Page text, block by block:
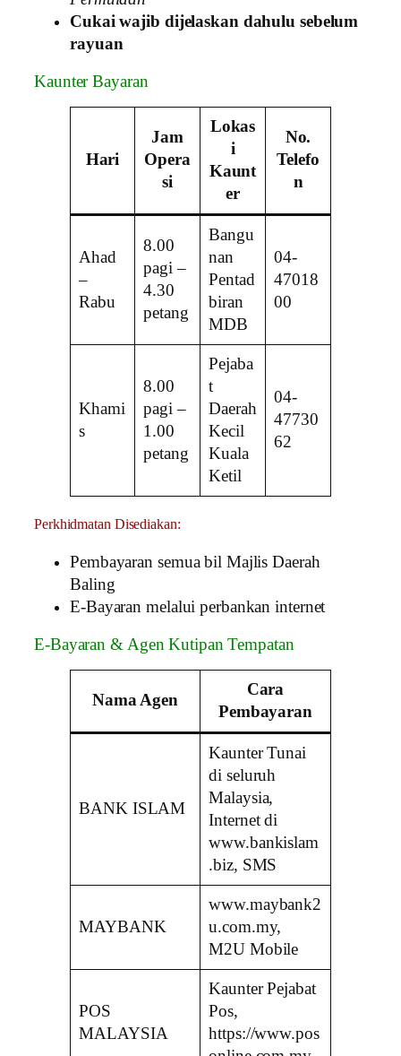
Cukai wajib dijelaskan dahulu sebelum
rayuan
Kaunter Bayaran
Hari
Jam
Opera
si
Lokas
i
Kaunt
er
No.
Telefo
n
Ahad
–
Rabu
8.00
pagi –
4.30
petang
Bangu
nan
Pentad
biran
MDB
04-
47018
00
Khami
s
8.00
pagi –
1.00
petang
Pejaba
t
Daerah
Kecil
Kuala
Ketil
04-
47730
62
Perkhidmatan Disediakan:
Pembayaran semua bil Majlis Daerah
Baling
E-Bayaran melalui perbankan internet
E-Bayaran & Agen Kutipan Tempatan
Nama Agen
Cara
Pembayaran
BANK ISLAM
Kaunter Tunai
di seluruh
Malaysia,
Internet di
www.bankislam
.biz, SMS
MAYBANK
www.maybank2
u.com.my,
M2U Mobile
POS
MALAYSIA
Kaunter Pejabat
Pos,
https://www.pos